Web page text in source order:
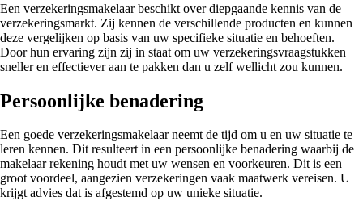
Een verzekeringsmakelaar beschikt over diepgaande kennis van de
verzekeringsmarkt. Zij kennen de verschillende producten en kunnen
deze vergelijken op basis van uw specifieke situatie en behoeften.
Door hun ervaring zijn zij in staat om uw verzekeringsvraagstukken
sneller en effectiever aan te pakken dan u zelf wellicht zou kunnen.
Persoonlijke benadering
Een goede verzekeringsmakelaar neemt de tijd om u en uw situatie te
leren kennen. Dit resulteert in een persoonlijke benadering waarbij de
makelaar rekening houdt met uw wensen en voorkeuren. Dit is een
groot voordeel, aangezien verzekeringen vaak maatwerk vereisen. U
krijgt advies dat is afgestemd op uw unieke situatie.